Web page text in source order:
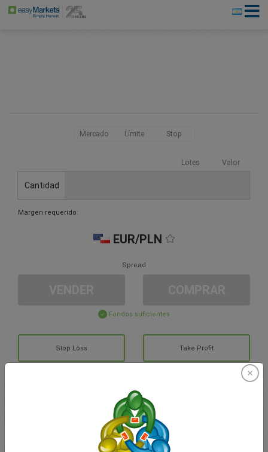
Mercado Límite Stop
Lotes Valor
Cantidad
Margen requerido:
EUR/PLN
Spread
Fondos suficientes
Stop Loss Take Profit
Cree una cuenta de trading